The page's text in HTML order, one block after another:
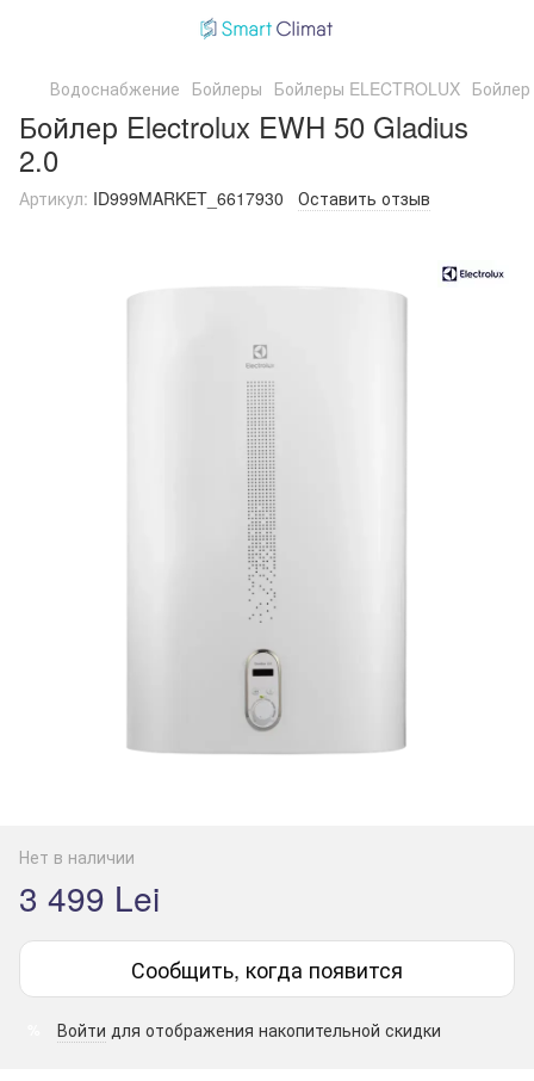
Водоснабжение Бойлеры Бойлеры ELECTROLUX
Бойлер Electrolux EWH 50 Gladius
2.0
Артикул: ID999MARKET_6617930 Оставить отзыв
Нет в наличии
3 499 Lei
Сообщить, когда появится
Войти для отображения накопительной скидки